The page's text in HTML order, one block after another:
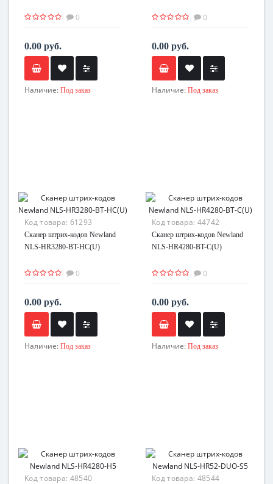
0
0.00 руб.
Наличие: Под заказ
0
0.00 руб.
Наличие: Под заказ
Код товара: 61293
Сканер штрих-кодов Newland
NLS-HR3280-BT-HC(U)
0
0.00 руб.
Наличие: Под заказ
Код товара: 44742
Сканер штрих-кодов Newland
NLS-HR4280-BT-C(U)
0
0.00 руб.
Наличие: Под заказ
Код товара: 48540 Код товара: 48544